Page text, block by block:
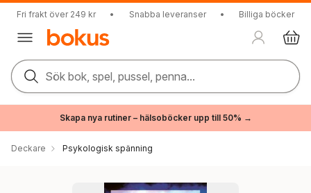
Fri frakt över 249 kr • Snabba leveranser • Billiga böcker
Sök bok, spel, pussel, penna...
Skapa nya rutiner – hälsoböcker upp till 50% →
Deckare Psykologisk spänning